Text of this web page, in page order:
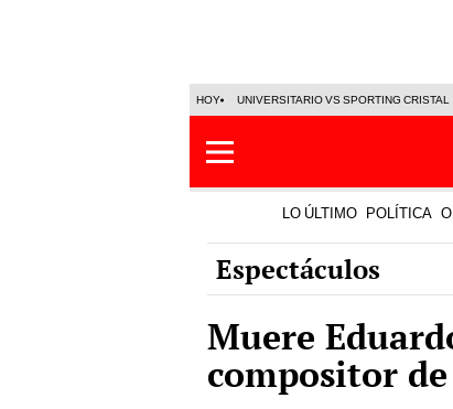
HOY UNIVERSITARIO VS SPORTING CRISTAL
LO ÚLTIMO POLÍTICA
Espectáculos
Muere
compositor